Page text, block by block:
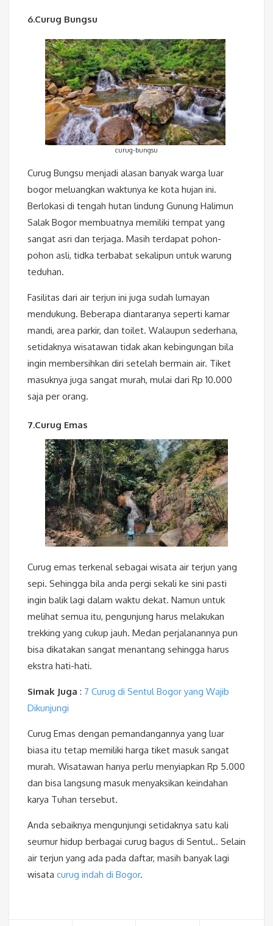
6.Curug Bungsu
curug-bungsu
Curug Bungsu menjadi alasan banyak warga luar
bogor meluangkan waktunya ke kota hujan ini.
Berlokasi di tengah hutan lindung Gunung Halimun
Salak Bogor membuatnya memiliki tempat yang
sangat asri dan terjaga. Masih terdapat pohon-
pohon asli, tidka terbabat sekalipun untuk warung
teduhan.
Fasilitas dari air terjun ini juga sudah lumayan
mendukung. Beberapa diantaranya seperti kamar
mandi, area parkir, dan toilet. Walaupun sederhana,
setidaknya wisatawan tidak akan kebingungan bila
ingin membersihkan diri setelah bermain air. Tiket
masuknya juga sangat murah, mulai dari Rp 10.000
saja per orang.
7.Curug Emas
Curug emas terkenal sebagai wisata air terjun yang
sepi. Sehingga bila anda pergi sekali ke sini pasti
ingin balik lagi dalam waktu dekat. Namun untuk
melihat semua itu, pengunjung harus melakukan
trekking yang cukup jauh. Medan perjalanannya pun
bisa dikatakan sangat menantang sehingga harus
ekstra hati-hati.
Simak Juga : 7 Curug di Sentul Bogor yang Wajib
Dikunjungi
Curug Emas dengan pemandangannya yang luar
biasa itu tetap memiliki harga tiket masuk sangat
murah. Wisatawan hanya perlu menyiapkan Rp 5.000
dan bisa langsung masuk menyaksikan keindahan
karya Tuhan tersebut.
Anda sebaiknya mengunjungi setidaknya satu kali
seumur hidup berbagai curug bagus di Sentul.. Selain
air terjun yang ada pada daftar, masih banyak lagi
wisata curug indah di Bogor.